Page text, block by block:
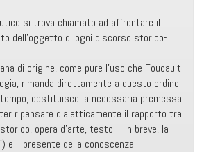
si trova chiamato ad affrontare il
dell’oggetto di ogni discorso storico-
di origine, come pure l’uso che Foucault
rimanda direttamente a questo ordine
costituisce la necessaria premessa
ripensare dialetticamente il rapporto tra
opera d’arte, testo – in breve, la
e il presente della conoscenza.